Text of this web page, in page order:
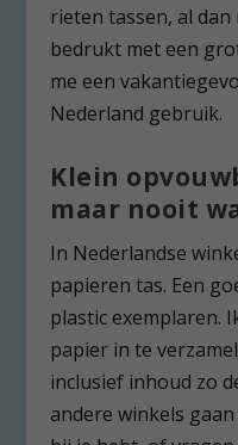
rieten tassen, al
bedrukt met een
me een
Nederland gebruik.
Klein
maar nooit
In Nederlandse
papieren tas. Een
plastic exemplaren.
papier in te
inclusief inhoud zo
andere winkels